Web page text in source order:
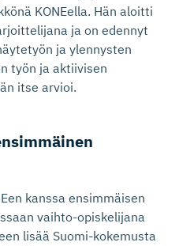
KONEella. Hän aloitti
ja on edennyt
ja ylennysten
työn ja aktiivisen
itse arvioi.
kanssa ensimmäisen
vaihto-opiskelijana
lisää Suomi-kokemusta